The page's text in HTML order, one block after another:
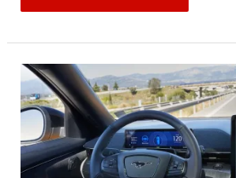
Novinka
na
silnicích:
auto
může
řídit
samo,
ale